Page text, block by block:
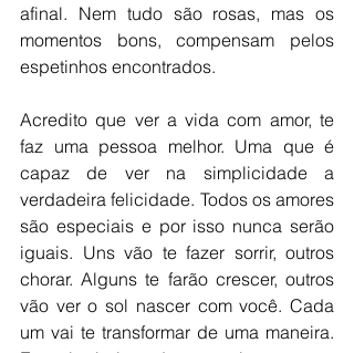
afinal. Nem tudo são rosas, mas os
momentos bons, compensam pelos
espetinhos encontrados.
Acredito que ver a vida com amor, te
faz uma pessoa melhor. Uma que é
capaz de ver na simplicidade a
verdadeira felicidade. Todos os amores
são especiais e por isso nunca serão
iguais. Uns vão te fazer sorrir, outros
chorar. Alguns te farão crescer, outros
vão ver o sol nascer com você. Cada
um vai te transformar de uma maneira.